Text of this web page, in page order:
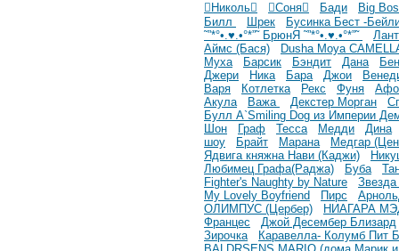
Николь
Соня Бади
Big
Билл
Шрек
Бусинка Бест -
˜”*°•.♥.•°*”˜ БрюнЯ ˜”*°•.♥.•°*”˜
Аймс (Бася)
Dusha Moya
Муха
Барсик Бэндит Дана
Бен
Джери
Ника Бара Джои
Варя
Котлетка Рекс Фуня
Акула
Важа Декстер Морган
Булл A`Smiling Dog из Империи
Шон
Граф Тесса Медди
Дина
шоу
Брайт Марана
Медгар
Ядвига княжна Нави (Каджи)
Любимец Графа(Раджа)
Буба
Fighter's Naughty by Nature
My Lovely Boyfriend
Пирс
ОЛИМПУС (Цербер)
НИАГАРА
Францес
Джой Десембер Близард
Зирочка
Каравелла- Колумб Пит